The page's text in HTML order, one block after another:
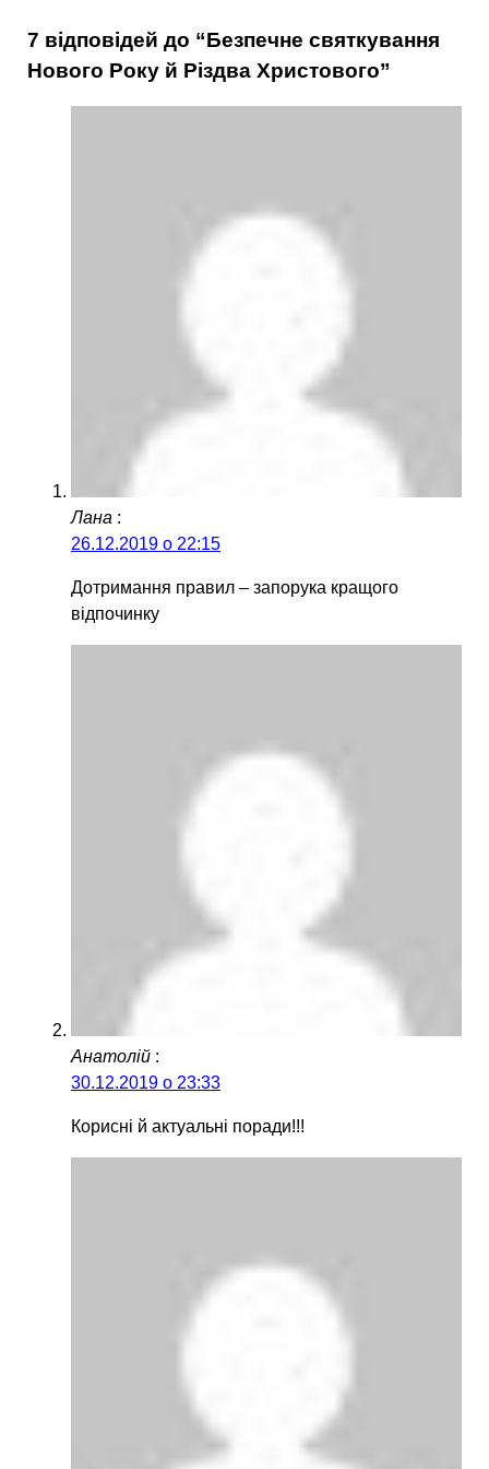
7 відповідей до “Безпечне святкування
Нового Року й Різдва Христового”
Лана :
26.12.2019 о 22:15
Дотримання правил – запорука кращого
відпочинку
Анатолій :
30.12.2019 о 23:33
Корисні й актуальні поради!!!